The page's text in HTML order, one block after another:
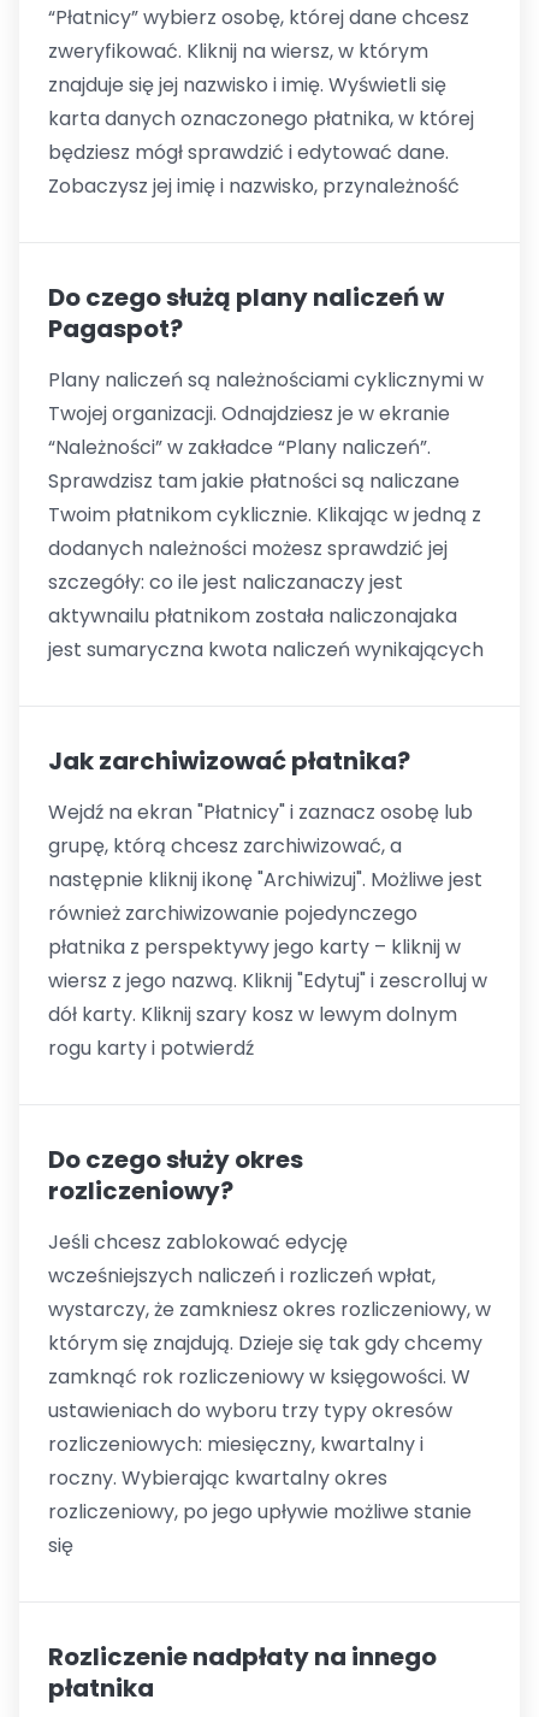
“Płatnicy” wybierz osobę, której dane chcesz
zweryfikować. Kliknij na wiersz, w którym
znajduje się jej nazwisko i imię. Wyświetli się
karta danych oznaczonego płatnika, w której
będziesz mógł sprawdzić i edytować dane.
Zobaczysz jej imię i nazwisko, przynależność
Do czego służą plany naliczeń w
Pagaspot?
Plany naliczeń są należnościami cyklicznymi w
Twojej organizacji. Odnajdziesz je w ekranie
“Należności” w zakładce “Plany naliczeń”.
Sprawdzisz tam jakie płatności są naliczane
Twoim płatnikom cyklicznie. Klikając w jedną z
dodanych należności możesz sprawdzić jej
szczegóły: co ile jest naliczanaczy jest
aktywnailu płatnikom została naliczonajaka
jest sumaryczna kwota naliczeń wynikających
Jak zarchiwizować płatnika?
Wejdź na ekran "Płatnicy" i zaznacz osobę lub
grupę, którą chcesz zarchiwizować, a
następnie kliknij ikonę "Archiwizuj". Możliwe jest
również zarchiwizowanie pojedynczego
płatnika z perspektywy jego karty – kliknij w
wiersz z jego nazwą. Kliknij "Edytuj" i zescrolluj w
dół karty. Kliknij szary kosz w lewym dolnym
rogu karty i potwierdź
Do czego służy okres
rozliczeniowy?
Jeśli chcesz zablokować edycję
wcześniejszych naliczeń i rozliczeń wpłat,
wystarczy, że zamkniesz okres rozliczeniowy, w
którym się znajdują. Dzieje się tak gdy chcemy
zamknąć rok rozliczeniowy w księgowości. W
ustawieniach do wyboru trzy typy okresów
rozliczeniowych: miesięczny, kwartalny i
roczny. Wybierając kwartalny okres
rozliczeniowy, po jego upływie możliwe stanie
się
Rozliczenie nadpłaty na innego
płatnika